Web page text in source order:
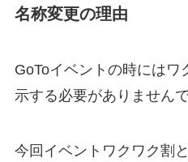
名称変更の理由
GoToイベントの時にはワ
示する必要がありませんで
今回イベントワクワク割